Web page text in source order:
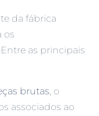
da fábrica
os
as principais
brutas, o
associados ao